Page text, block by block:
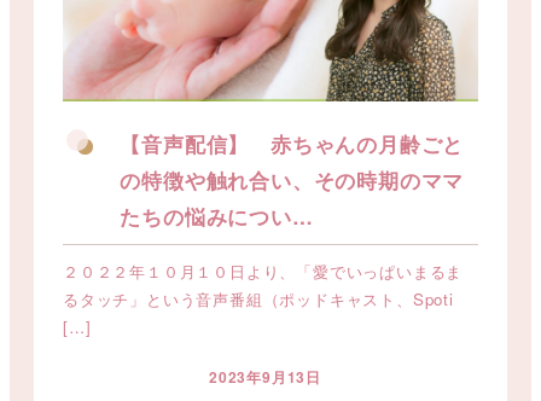
【音声配信】 赤ちゃんの月齢ごと
の特徴や触れ合い、その時期のママ
たちの悩みについ…
２０２２年１０月１０日より、「愛でいっぱいまるま
るタッチ」という音声番組（ポッドキャスト、Spoti
[…]
投稿日
2023年9月13日